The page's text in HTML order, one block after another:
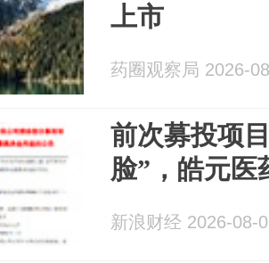
上市
药圈观察局 2026-
前次募投项
脸”，皓元
新浪财经 2026-08-